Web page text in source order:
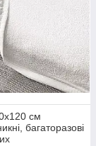
см
багаторазові